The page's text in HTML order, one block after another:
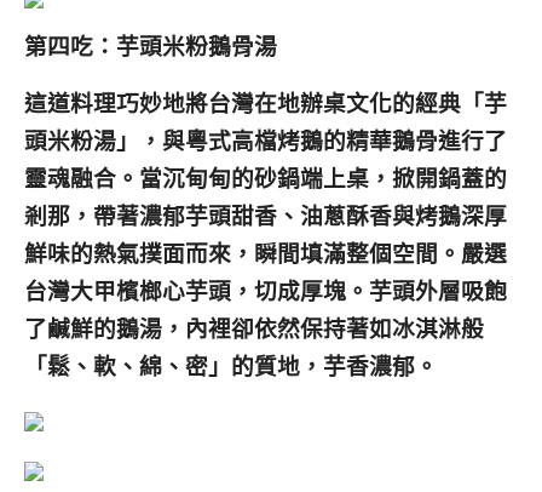
第四吃：芋頭米粉鵝骨湯
這道料理巧妙地將台灣在地辦桌文化的經典「芋
頭米粉湯」，與粵式高檔烤鵝的精華鵝骨進行了
靈魂融合。當沉甸甸的砂鍋端上桌，掀開鍋蓋的
剎那，帶著濃郁芋頭甜香、油蔥酥香與烤鵝深厚
鮮味的熱氣撲面而來，瞬間填滿整個空間。嚴選
台灣大甲檳榔心芋頭，切成厚塊。芋頭外層吸飽
了鹹鮮的鵝湯，內裡卻依然保持著如冰淇淋般
「鬆、軟、綿、密」的質地，芋香濃郁。